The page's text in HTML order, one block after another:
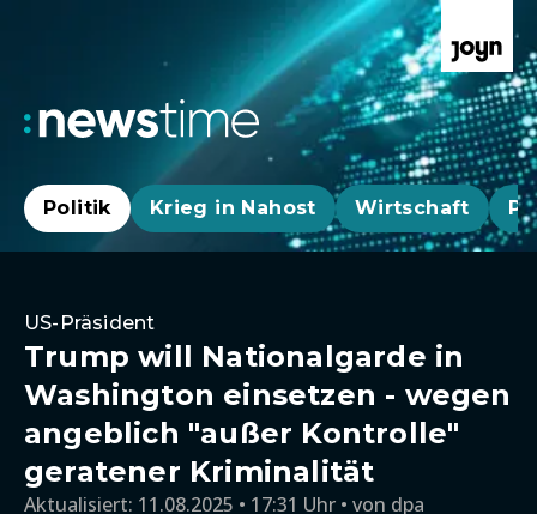
Politik Krieg in Nahost Wirtschaft
US-Präsident
Trump will Nationalgarde in
Washington einsetzen - wegen
angeblich "außer Kontrolle"
geratener Kriminalität
Aktualisiert: 11.08.2025 • 17:31 Uhr von dpa